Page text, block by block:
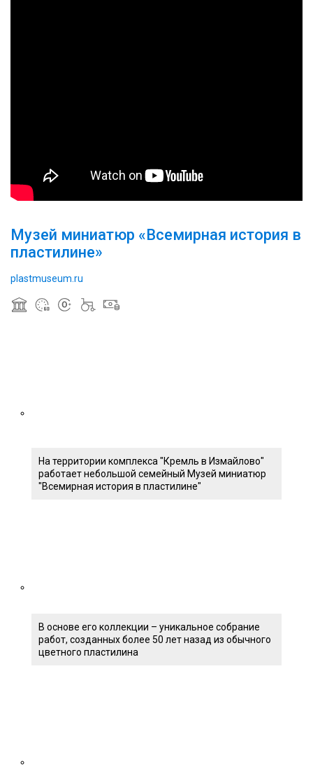
Музей миниатюр «Всемирная история в
пластилине»
plastmuseum.ru
На территории комплекса "Кремль в Измайлово"
работает небольшой семейный Музей миниатюр
"Всемирная история в пластилине"
В основе его коллекции – уникальное собрание
работ, созданных более 50 лет назад из обычного
цветного пластилина